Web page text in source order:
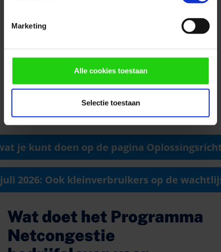
Marketing
Alle cookies toestaan
Selectie toestaan
je kunt doen op de pagina
2026: Ook kleinverbruikers op de
Wat doet het Programma
Netcongestie